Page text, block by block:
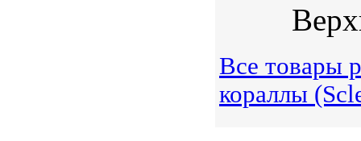
Все товары
кораллы